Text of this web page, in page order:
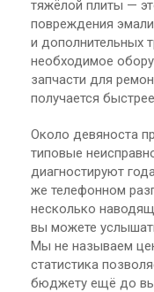
тяжёлой плиты —
повреждения
и дополнительных
необходимое
запчасти для
получается
Около девяноста
типовые
диагностируют
же телефонном
несколько
вы можете
Мы не называем
статистика
бюджету ещё до